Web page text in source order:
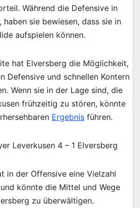
Während die Defensive in
sie bewiesen, dass sie in
aufspielen können.
hat Elversberg die Möglichkeit,
Defensive und schnellen Kontern
Wenn sie in der Lage sind, die
frühzeitig zu stören, könnte
Ergebnis führen.
Leverkusen 4 – 1 Elversberg
in der Offensive eine Vielzahl
könnte die Mittel und Wege
zu überwältigen.